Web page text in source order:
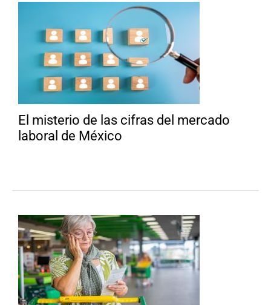
El misterio de las cifras del mercado
laboral de México